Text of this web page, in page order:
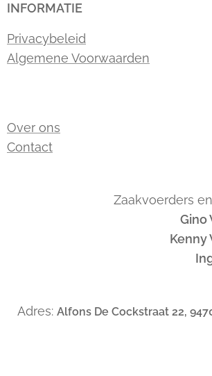
INFORMATIE
Privacybeleid
Algemene Voorwaarden
Over ons
Contact
Zaakvoerders
Gino
Kenny
Adres: Alfons De Cockstraat 22,